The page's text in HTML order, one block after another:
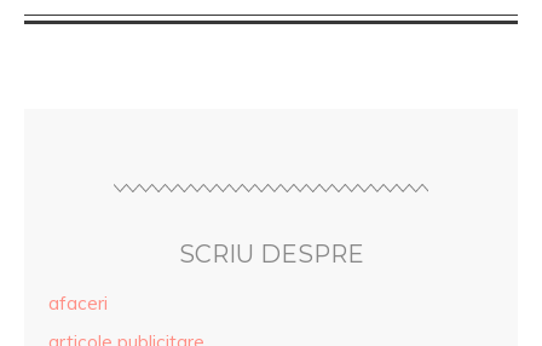
SCRIU DESPRE
afaceri